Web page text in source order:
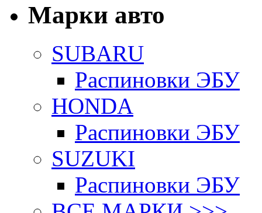
Марки авто
SUBARU
Распиновки ЭБУ
HONDA
Распиновки ЭБУ
SUZUKI
Распиновки ЭБУ